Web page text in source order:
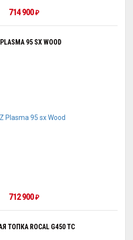
714 900 ₽
95 SX WOOD
712 900 ₽
ТОПКА ROCAL G450 TC